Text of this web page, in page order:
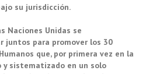
su jurisdicción.
Naciones Unidas se
juntos para promover los 30
que, por primera vez en la
y sistematizado en un solo